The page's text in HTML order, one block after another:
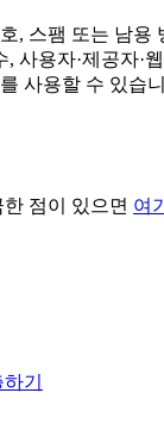
, 스팸 또는 남용
, 사용자·제공자·
사용할 수 있습
점이 있으면 여
기